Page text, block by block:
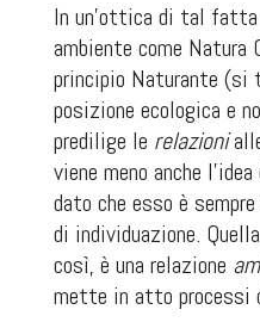
In un’ottica di tal fatta
ambiente come Natura
principio Naturante (si
posizione ecologica e
predilige le relazioni
viene meno anche
dato che esso è sempre
di individuazione.
così, è una relazione
mette in atto processi